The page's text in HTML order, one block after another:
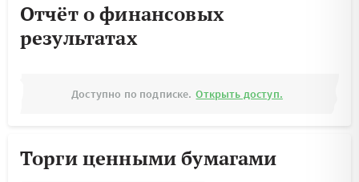
Отчёт о финансовых
результатах
Доступно по подписке. Открыть доступ.
Торги ценными бумагами